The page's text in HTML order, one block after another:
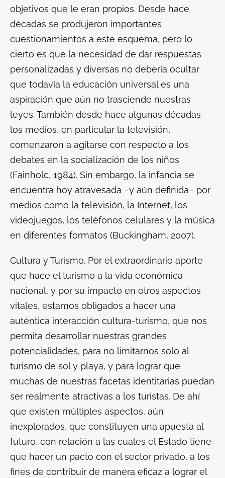
objetivos que le eran propios. Desde hace
décadas se produjeron importantes
cuestionamientos a este esquema, pero lo
cierto es que la necesidad de dar respuestas
personalizadas y diversas no debería ocultar
que todavía la educación universal es una
aspiración que aún no trasciende nuestras
leyes. También desde hace algunas décadas
los medios, en particular la televisión,
comenzaron a agitarse con respecto a los
debates en la socialización de los niños
(Fainholc, 1984). Sin embargo, la infancia se
encuentra hoy atravesada –y aún definida– por
medios como la televisión, la Internet, los
videojuegos, los teléfonos celulares y la música
en diferentes formatos (Buckingham, 2007).
Cultura y Turismo. Por el extraordinario aporte
que hace el turismo a la vida económica
nacional, y por su impacto en otros aspectos
vitales, estamos obligados a hacer una
auténtica interacción cultura-turismo, que nos
permita desarrollar nuestras grandes
potencialidades, para no limitarnos solo al
turismo de sol y playa, y para lograr que
muchas de nuestras facetas identitarias puedan
ser realmente atractivas a los turistas. De ahí
que existen múltiples aspectos, aún
inexplorados, que constituyen una apuesta al
futuro, con relación a las cuales el Estado tiene
que hacer un pacto con el sector privado, a los
fines de contribuir de manera eficaz a lograr el